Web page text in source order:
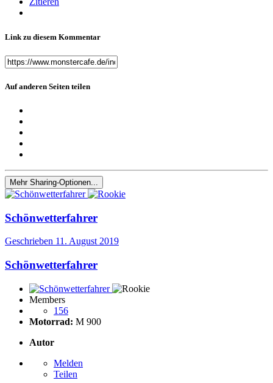
Link zu diesem Kommentar
Auf anderen Seiten teilen
Mehr Sharing-Optionen...
Schönwetterfahrer
Geschrieben 11. August 2019
Schönwetterfahrer
Members
156
Motorrad: M 900
Autor
Melden
Teilen